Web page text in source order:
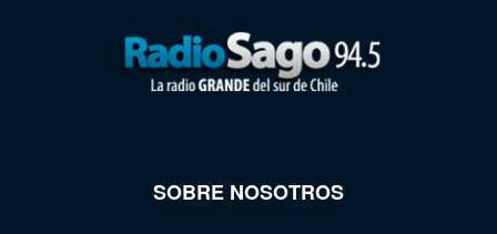
SOBRE NOSOTROS